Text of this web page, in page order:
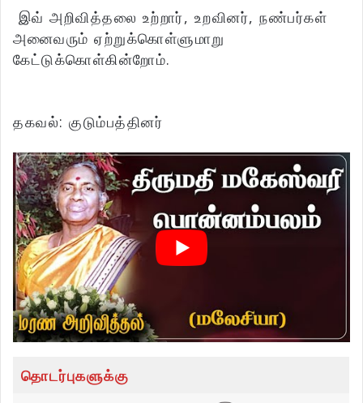
இவ் அறிவித்தலை உற்றார், உறவினர், நண்பர்கள்
அனைவரும் ஏற்றுக்கொள்ளுமாறு
கேட்டுக்கொள்கின்றோம்.
தகவல்: குடும்பத்தினர்
தொடர்புகளுக்கு